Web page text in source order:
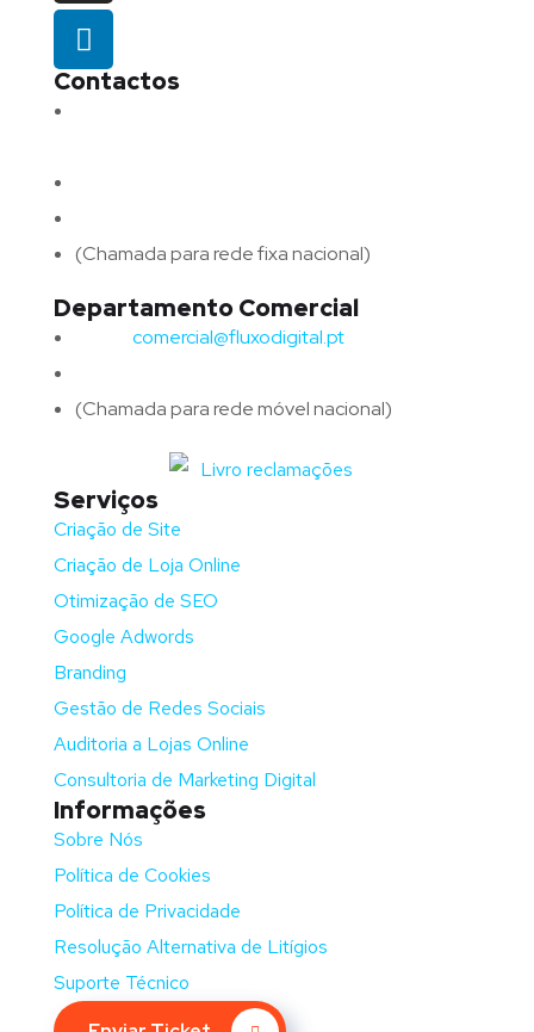
Contactos
(Chamada para rede fixa nacional)
Departamento Comercial
comercial@fluxodigital.pt
(Chamada para rede móvel nacional)
Serviços
Criação de Site
Criação de Loja Online
Otimização de SEO
Google Adwords
Branding
Gestão de Redes Sociais
Auditoria a Lojas Online
Consultoria de Marketing Digital
Informações
Sobre Nós
Política de Cookies
Política de Privacidade
Resolução Alternativa de Litígios
Suporte Técnico